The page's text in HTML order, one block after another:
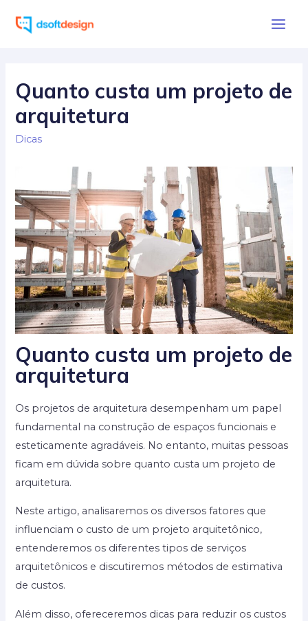
para
Quanto custa um projeto de
arquitetura
Dicas
Quanto custa um projeto de
arquitetura
Os projetos de arquitetura desempenham um papel
fundamental na construção de espaços funcionais e
esteticamente agradáveis. No entanto, muitas pessoas
ficam em dúvida sobre quanto custa um projeto de
arquitetura.
Neste artigo, analisaremos os diversos fatores que
influenciam o custo de um projeto arquitetônico,
entenderemos os diferentes tipos de serviços
arquitetônicos e discutiremos métodos de estimativa
de custos.
Além disso, ofereceremos dicas para reduzir os custos